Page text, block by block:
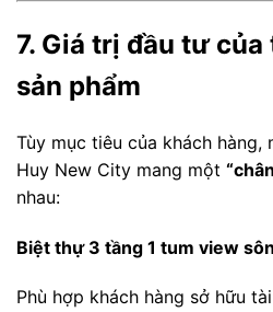
7. Giá trị đầu tư
sản phẩm
Tùy mục tiêu của khách hàng,
Huy New City mang một
nhau:
Biệt thự 3 tầng 1 tum view
Phù hợp khách hàng sở hữu